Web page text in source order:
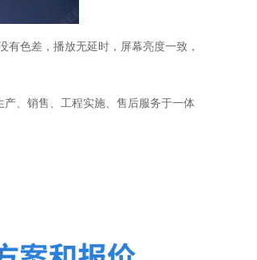
色差，播放无延时，屏幕亮度一致，
、销售、工程实施、售后服务于一体